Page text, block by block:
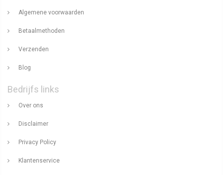
Algemene voorwaarden
Betaalmethoden
Verzenden
Blog
Bedrijfs links
Over ons
Disclaimer
Privacy Policy
Klantenservice